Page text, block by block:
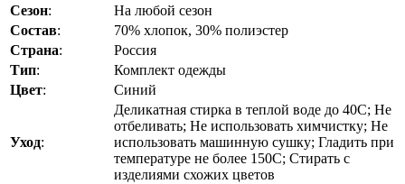
Сезон:
На любой сезон
Состав:
70% хлопок, 30% полиэстер
Страна:
Россия
Тип:
Комплект одежды
Цвет: Синий
Уход:
Деликатная стирка в теплой воде до 40C; Не
отбеливать; Не использовать химчистку; Не
использовать машинную сушку; Гладить при
температуре не более 150C; Стирать с
изделиями схожих цветов